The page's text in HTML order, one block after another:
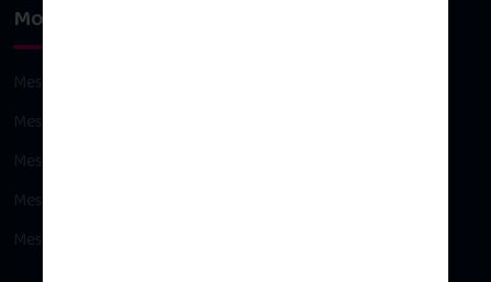
Mon compte
Mes commandes
Mes avoirs
Mes adresses
Mes informations personnelles
Mes bons de réduction